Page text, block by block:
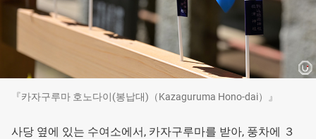
『카자구루마 호노다이(봉납대)（Kazaguruma Hono-dai）』
사당 옆에 있는 수여소에서, 카자구루마를 받아, 풍차에 ３